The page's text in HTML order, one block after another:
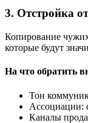
3. Отстройка
Копирование
которые будут
На что обратить
Тон
Ассоциации:
Каналы